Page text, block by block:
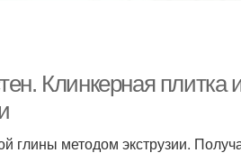
Клинкерная
глины методом экструзии.